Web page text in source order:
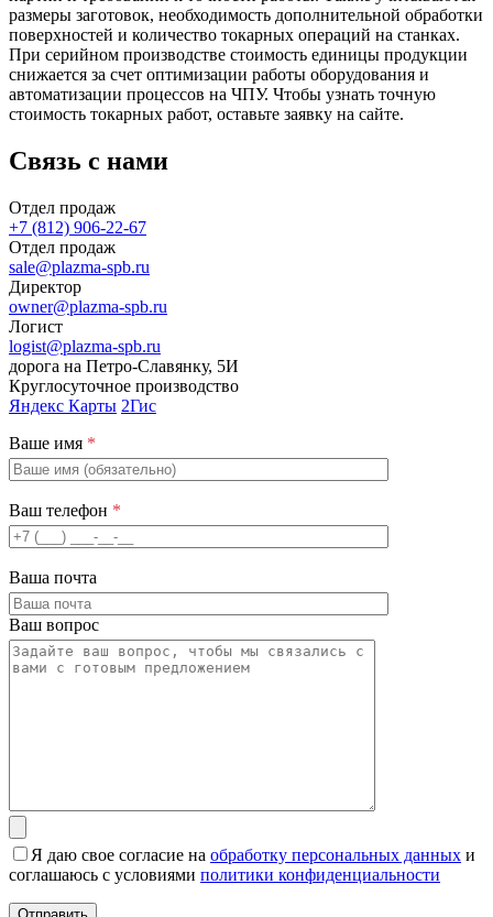
размеры заготовок, необходимость дополнительной обработки
поверхностей и количество токарных операций на станках.
При серийном производстве стоимость единицы продукции
снижается за счет оптимизации работы оборудования и
автоматизации процессов на ЧПУ. Чтобы узнать точную
стоимость токарных работ, оставьте заявку на сайте.
Связь с нами
Отдел продаж
+7 (812) 906-22-67
Отдел продаж
sale@plazma-spb.ru
Директор
owner@plazma-spb.ru
Логист
logist@plazma-spb.ru
дорога на Петро-Славянку, 5И
Круглосуточное производство
Яндекс Карты 2Гис
Ваше имя *
Ваш телефон *
Ваша почта
Ваш вопрос
Я даю свое согласие на обработку персональных данных и
соглашаюсь с условиями политики конфиденциальности